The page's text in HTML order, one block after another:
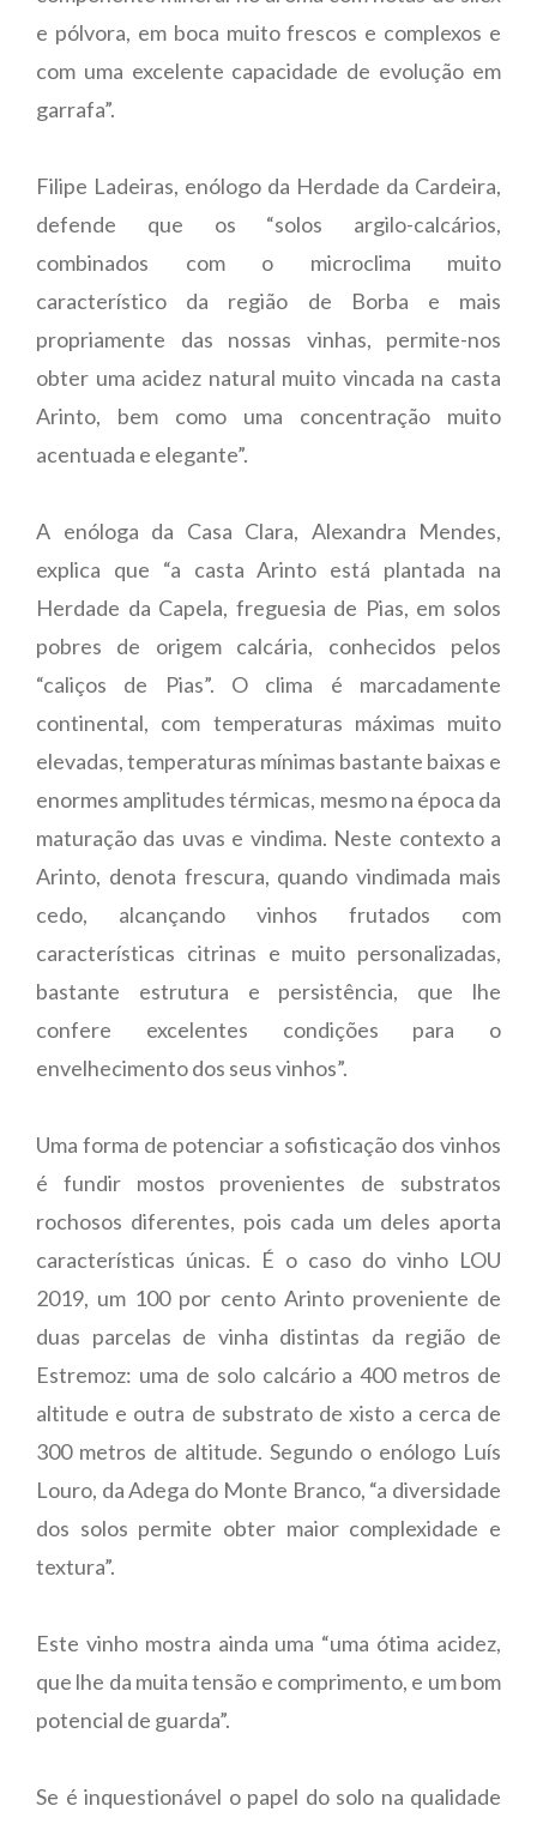
e pólvora, em boca muito frescos e complexos e
com uma excelente capacidade de evolução em
garrafa”.
Filipe Ladeiras, enólogo da Herdade da Cardeira,
defende que os “solos argilo-calcários,
combinados com o microclima muito
característico da região de Borba e mais
propriamente das nossas vinhas, permite-nos
obter uma acidez natural muito vincada na casta
Arinto, bem como uma concentração muito
acentuada e elegante”.
A enóloga da Casa Clara, Alexandra Mendes,
explica que “a casta Arinto está plantada na
Herdade da Capela, freguesia de Pias, em solos
pobres de origem calcária, conhecidos pelos
“caliços de Pias”. O clima é marcadamente
continental, com temperaturas máximas muito
elevadas, temperaturas mínimas bastante baixas e
enormes amplitudes térmicas, mesmo na época da
maturação das uvas e vindima. Neste contexto a
Arinto, denota frescura, quando vindimada mais
cedo, alcançando vinhos frutados com
características citrinas e muito personalizadas,
bastante estrutura e persistência, que lhe
confere excelentes condições para o
envelhecimento dos seus vinhos”.
Uma forma de potenciar a sofisticação dos vinhos
é fundir mostos provenientes de substratos
rochosos diferentes, pois cada um deles aporta
características únicas. É o caso do vinho LOU
2019, um 100 por cento Arinto proveniente de
duas parcelas de vinha distintas da região de
Estremoz: uma de solo calcário a 400 metros de
altitude e outra de substrato de xisto a cerca de
300 metros de altitude. Segundo o enólogo Luís
Louro, da Adega do Monte Branco, “a diversidade
dos solos permite obter maior complexidade e
textura”.
Este vinho mostra ainda uma “uma ótima acidez,
que lhe da muita tensão e comprimento, e um bom
potencial de guarda”.
Se é inquestionável o papel do solo na qualidade